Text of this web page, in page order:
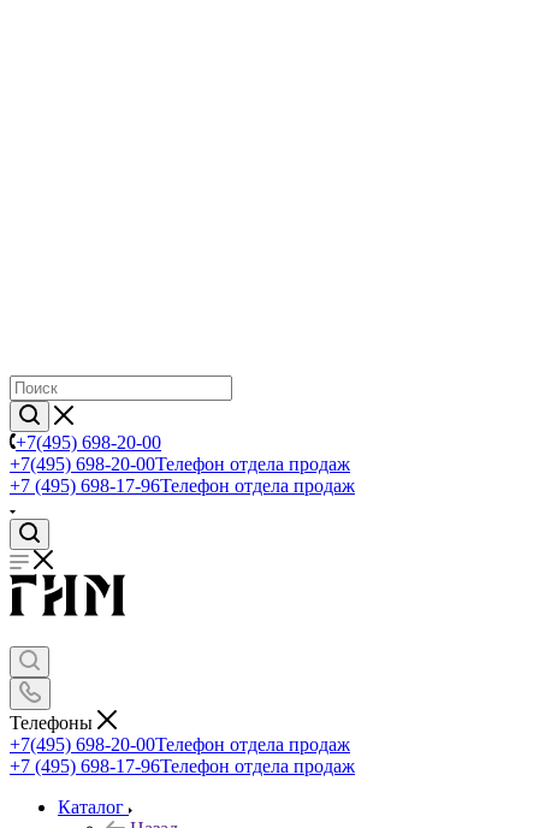
+7(495) 698-20-00
+7(495) 698-20-00Телефон отдела продаж
+7 (495) 698-17-96Телефон отдела продаж
Телефоны
+7(495) 698-20-00Телефон отдела продаж
+7 (495) 698-17-96Телефон отдела продаж
Каталог